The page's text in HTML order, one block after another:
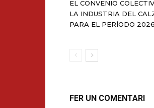
EL CONVENIO
LA INDUSTRIA DEL
PARA EL PERÍODO
FER UN COMENTARI